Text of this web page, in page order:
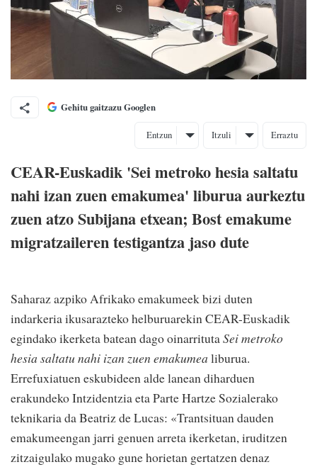
Gehitu gaitzazu Googlen
Entzun Itzuli Erraztu
CEAR-Euskadik 'Sei metroko hesia saltatu
nahi izan zuen emakumea' liburua aurkeztu
zuen atzo Subijana etxean; Bost emakume
migratzaileren testigantza jaso dute
Saharaz azpiko Afrikako emakumeek bizi duten
indarkeria ikusarazteko helburuarekin CEAR-Euskadik
egindako ikerketa batean dago oinarritutaSei metroko
hesia saltatu nahi izan zuen emakumea liburua.
Errefuxiatuen eskubideen alde lanean diharduen
erakundeko Intzidentzia eta Parte Hartze Sozialerako
teknikaria da Beatriz de Lucas: «Trantsituan dauden
emakumeengan jarri genuen arreta ikerketan, iruditzen
zitzaigulako mugako gune horietan gertatzen denaz